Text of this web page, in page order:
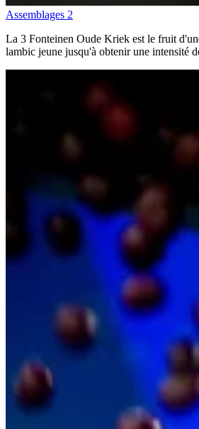
Assemblages 2
La 3 Fonteinen Oude Kriek est le fruit
lambic jeune jusqu'à obtenir une intensité